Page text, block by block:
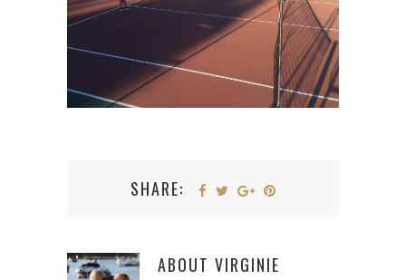
SHARE:
ABOUT VIRGINIE